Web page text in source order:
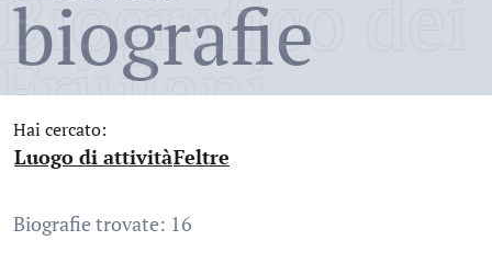
Friulani
biografie
Hai cercato:
Luogo di attività
:Feltre
Biografie trovate: 16